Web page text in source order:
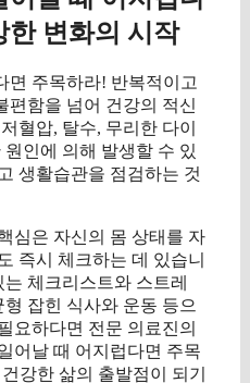
한 변화의 시작
면 주목하라! 반복적이고
편함을 넘어 건강의 적신
혈압, 탈수, 무리한 다이
인에 의해 발생할 수 있
생활습관을 점검하는 것
심은 자신의 몸 상태를 자
즉시 체크하는 데 있습니
체크리스트와 스트레
잡힌 식사와 운동 등으
요하다면 전문 의료진의
어날 때 어지럽다면 주목
강한 삶의 출발점이 되기